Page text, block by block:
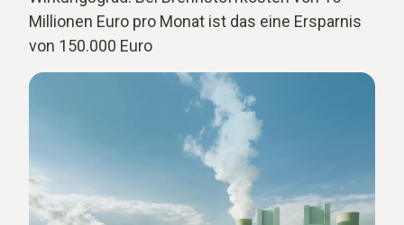
Millionen Euro pro Monat ist das eine Ersparnis
von 150.000 Euro